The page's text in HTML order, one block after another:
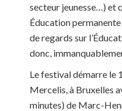
secteur jeunesse…) et
Éducation
de regards sur
donc,
Le festival démarre le
Mercelis, à Bruxelles
minutes) de Marc-